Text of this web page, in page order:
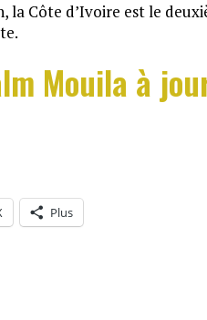
la Côte d’Ivoire est le
Mouila à
Plus